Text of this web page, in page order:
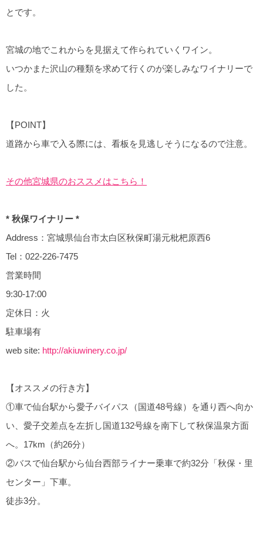
とです。
宮城の地でこれからを見据えて作られていくワイン。
いつかまた沢山の種類を求めて行くのが楽しみなワイナリーで
した。
【POINT】
道路から車で入る際には、看板を見逃しそうになるので注意。
その他宮城県のおススメはこちら！
* 秋保ワイナリー *
Address：宮城県仙台市太白区秋保町湯元枇杷原西6
Tel：022-226-7475
営業時間
9:30-17:00
定休日：火
駐車場有
web site: http://akiuwinery.co.jp/
【オススメの行き方】
①車で仙台駅から愛子バイパス（国道48号線）を通り西へ向か
い、愛子交差点を左折し国道132号線を南下して秋保温泉方面
へ。17km（約26分）
②バスで仙台駅から仙台西部ライナー乗車で約32分「秋保・里
センター」下車。
徒歩3分。